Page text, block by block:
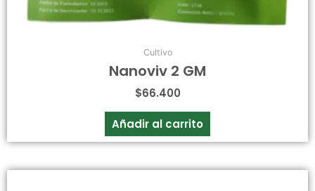
Cultivo
Nanoviv 2 GM
$66.400
Añadir al carrito